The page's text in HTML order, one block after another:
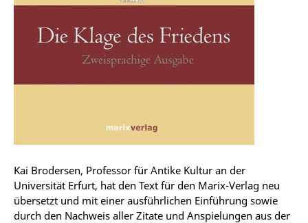
Kai Brodersen, Professor für Antike Kultur an der
Universität Erfurt, hat den Text für den Marix-Verlag neu
übersetzt und mit einer ausführlichen Einführung sowie
durch den Nachweis aller Zitate und Anspielungen aus der